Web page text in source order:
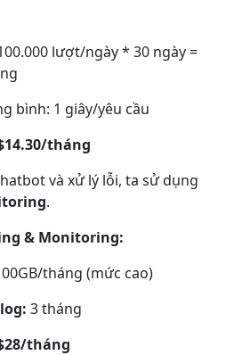
lượt/ngày * 30 ngày =
bình: 1 giây/yêu cầu
tháng
và xử lý lỗi, ta sử dụng
.
& Monitoring:
tháng (mức cao)
3 tháng
tháng